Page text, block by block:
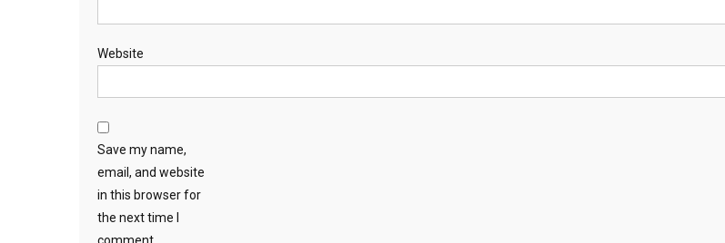
Website
Save my name,
email, and website
in this browser for
the next time I
comment.